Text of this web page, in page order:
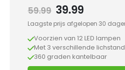
59.99
prijs
was:
59.99.
39.99Huidige
prijs
is:
39.99.
Laagste prijs afgelopen 30
Voorzien van 12 LED lampen
Met 3 verschillende
360 graden kantelbaar